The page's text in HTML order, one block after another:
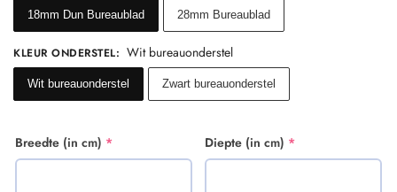
18mm Dun Bureaublad 28mm Bureaublad
KLEUR ONDERSTEL: Wit bureauonderstel
Wit bureauonderstel Zwart bureauonderstel
Breedte (in cm) * Diepte (in cm) *